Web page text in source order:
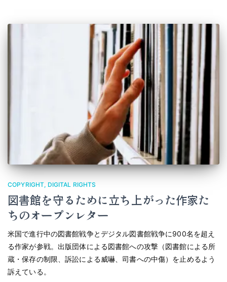
COPYRIGHT DIGITAL RIGHTS
図書館を守るために立ち上がった作家た
ちのオープンレター
米国で進行中の図書館戦争とデジタル図書館戦争に900名を超え
る作家が参戦。出版団体による図書館への攻撃（図書館による所
蔵・保存の制限、訴訟による威嚇、司書への中傷）を止めるよう
訴えている。